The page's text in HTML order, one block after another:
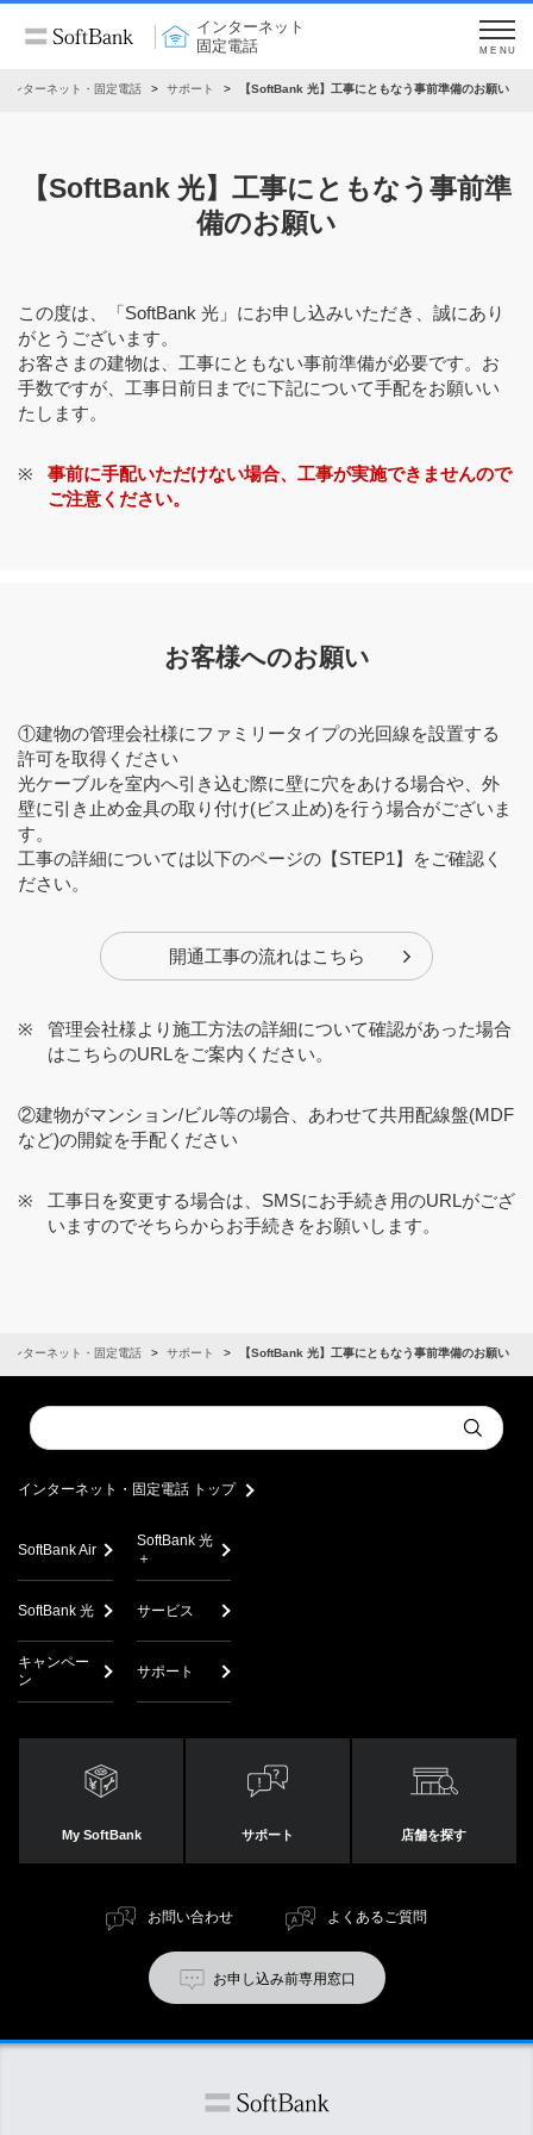
インターネット
固定電話
MENU
インターネット・固定電話 サポート 【SoftBank 光】工事にともなう事前準備のお願い
【SoftBank 光】工事にともなう事前準
備のお願い
この度は、「SoftBank 光」にお申し込みいただき、誠にあり
がとうございます。
お客さまの建物は、工事にともない事前準備が必要です。お
手数ですが、工事日前日までに下記について手配をお願いい
たします。
事前に手配いただけない場合、工事が実施できませんので
ご注意ください。
お客様へのお願い
①建物の管理会社様にファミリータイプの光回線を設置する
許可を取得ください
光ケーブルを室内へ引き込む際に壁に穴をあける場合や、外
壁に引き止め金具の取り付け(ビス止め)を行う場合がございま
す。
工事の詳細については以下のページの【STEP1】をご確認く
ださい。
開通工事の流れはこちら
管理会社様より施工方法の詳細について確認があった場合
はこちらのURLをご案内ください。
②建物がマンション/ビル等の場合、あわせて共用配線盤(MDF
など)の開錠を手配ください
工事日を変更する場合は、SMSにお手続き用のURLがござ
いますのでそちらからお手続きをお願いします。
インターネット・固定電話 サポート 【SoftBank 光】工事にともなう事前準備のお願い
Conduct
a
Submit
インターネット・固定電話 トップ
SoftBank Air
SoftBank 光
＋
SoftBank 光 サービス
キャンペー
ン
サポート
My SoftBank サポート 店舗を探す
お問い合わせ よくあるご質問
お申し込み前専用窓口